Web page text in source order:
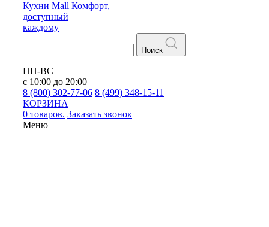
Кухни Mall Комфорт,
доступный
каждому
Поиск
ПН-ВС
с 10:00 до 20:00
8 (800) 302-77-06 8 (499) 348-15-11
КОРЗИНА
0 товаров. Заказать звонок
Меню